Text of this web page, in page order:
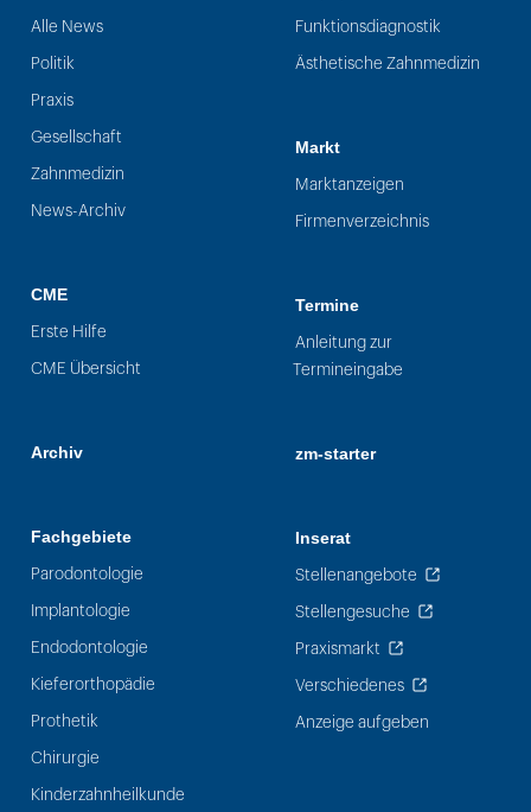
Alle News
Politik
Praxis
Gesellschaft
Zahnmedizin
News-Archiv
CME
Erste Hilfe
CME Übersicht
Archiv
Fachgebiete
Parodontologie
Implantologie
Endodontologie
Kieferorthopädie
Prothetik
Chirurgie
Kinderzahnheilkunde
Funktionsdiagnostik
Ästhetische Zahnmedizin
Markt
Marktanzeigen
Firmenverzeichnis
Termine
Anleitung zur
Termineingabe
zm-starter
Inserat
Stellenangebote
Stellengesuche
Praxismarkt
Verschiedenes
Anzeige aufgeben